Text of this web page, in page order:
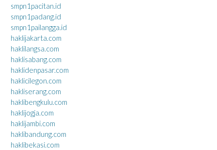
smpn1pacitan.id
smpn1padang.id
smpn1pailangga.id
haklijakarta.com
haklilangsa.com
haklisabang.com
haklidenpasar.com
haklicilegon.com
hakliserang.com
haklibengkulu.com
haklijogja.com
haklijambi.com
haklibandung.com
haklibekasi.com